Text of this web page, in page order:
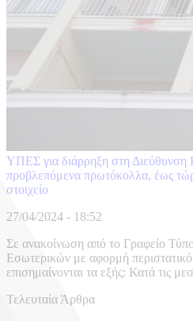
ΥΠΕΣ για διάρρηξη στη Διεύθυνση
προβλεπόμενα πρωτόκολλα, έως
στοιχείο
27/04/2024 - 18:52
Σε ανακοίνωση από το Γραφείο
Εσωτερικών με αφορμή
επισημαίνονται τα εξής: Κατά τις
Τελευταία Άρθρα